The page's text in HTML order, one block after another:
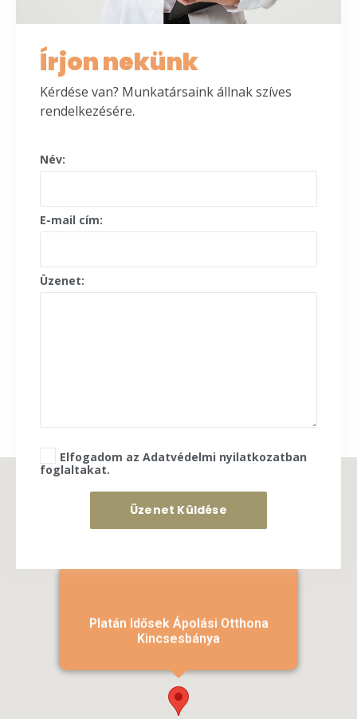
Írjon nekünk
Kérdése van? Munkatársaink állnak szíves
rendelkezésére.
Név:
E-mail cím:
Üzenet:
Elfogadom az Adatvédelmi nyilatkozatban
foglaltakat.
Platán Idősek Ápolási Otthona
Kincsesbánya